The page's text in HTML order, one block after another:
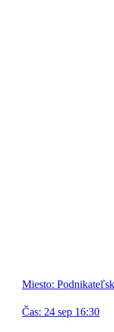
Miesto:
Čas: 24 sep 16:30